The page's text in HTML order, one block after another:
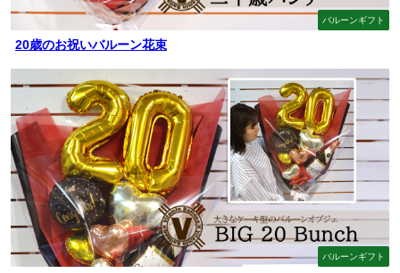
バルーンギフト
20歳のお祝いバルーン花束
バルーンギフト